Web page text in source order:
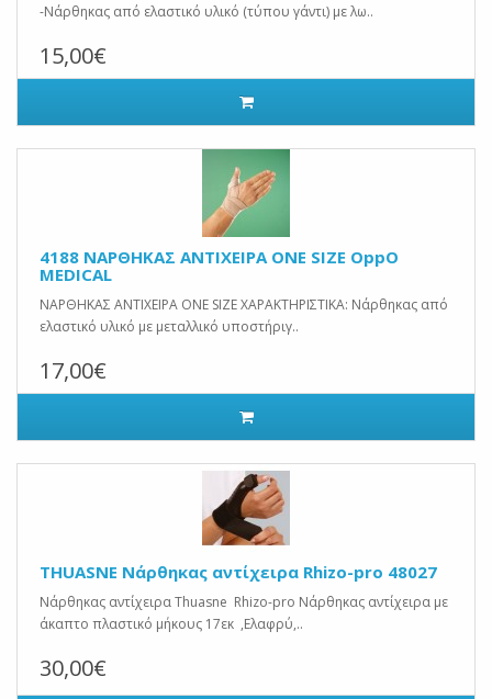
-Νάρθηκας από ελαστικό υλικό (τύπου γάντι) με λω..
15,00€
4188 ΝΑΡΘΗΚΑΣ ΑΝΤΙΧΕΙΡΑ ONE SIZE OppO
MEDICAL
ΝΑΡΘΗΚΑΣ ΑΝΤΙΧΕΙΡΑ ONE SIZE ΧΑΡΑΚΤΗΡΙΣΤΙΚΑ: Νάρθηκας από
ελαστικό υλικό με μεταλλικό υποστήριγ..
17,00€
THUASNE Νάρθηκας αντίχειρα Rhizo-pro 48027
Νάρθηκας αντίχειρα Thuasne Rhizo-pro Νάρθηκας αντίχειρα με
άκαπτο πλαστικό μήκους 17εκ ,Ελαφρύ,..
30,00€